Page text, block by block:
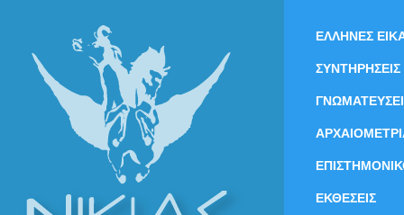
ΕΛΛΗΝΕΣ
ΣΥΝΤΗΡΗΣΕΙΣ
ΕΚΘΕΣΕΙΣ